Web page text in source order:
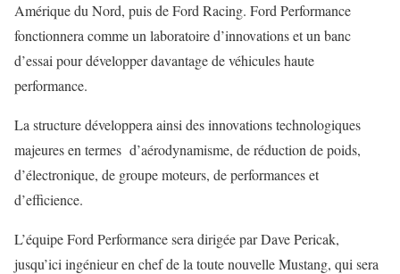
Amérique du Nord, puis de Ford Racing. Ford Performance
fonctionnera comme un laboratoire d’innovations et un banc
d’essai pour développer davantage de véhicules haute
performance.
La structure développera ainsi des innovations technologiques
majeures en termes d’aérodynamisme, de réduction de poids,
d’électronique, de groupe moteurs, de performances et
d’efficience.
L’équipe Ford Performance sera dirigée par Dave Pericak,
jusqu’ici ingénieur en chef de la toute nouvelle Mustang, qui sera